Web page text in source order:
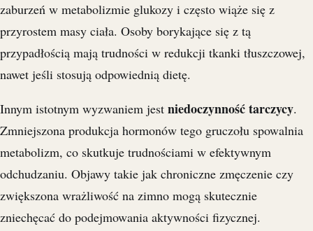
zaburzeń w metabolizmie glukozy i często wiąże się z
przyrostem masy ciała. Osoby borykające się z tą
przypadłością mają trudności w redukcji tkanki tłuszczowej,
nawet jeśli stosują odpowiednią dietę.
Innym istotnym wyzwaniem jest niedoczynność tarczycy.
Zmniejszona produkcja hormonów tego gruczołu spowalnia
metabolizm, co skutkuje trudnościami w efektywnym
odchudzaniu. Objawy takie jak chroniczne zmęczenie czy
zwiększona wrażliwość na zimno mogą skutecznie
zniechęcać do podejmowania aktywności fizycznej.